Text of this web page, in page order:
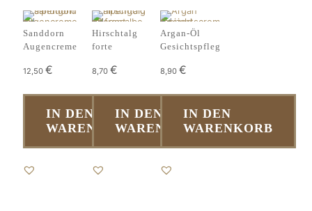
Sanddorn
Augencreme
12,50 €
IN DEN
WARENKORB
Hirschtalg
forte
8,70 €
IN DEN
WARENKORB
Argan-Öl
Gesichtspflege
8,90€
IN DEN
WARENKORB